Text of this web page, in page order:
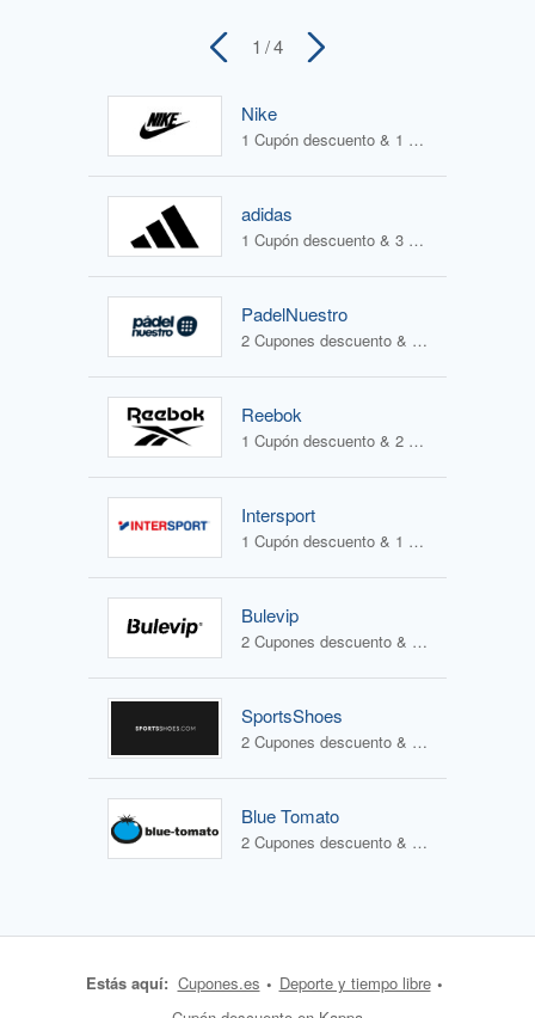
1 / 4
Nike
1 Cupón descuento & 1 Oferta
adidas
1 Cupón descuento & 3 Ofertas
PadelNuestro
2 Cupones descuento & 2 Ofertas
Reebok
1 Cupón descuento & 2 Ofertas
Intersport
1 Cupón descuento & 1 Oferta
Bulevip
2 Cupones descuento & 2 Ofertas
SportsShoes
2 Cupones descuento & 1 Oferta
Blue Tomato
2 Cupones descuento & 1 Oferta
Estás aquí: Cupones.es
Deporte y tiempo libre